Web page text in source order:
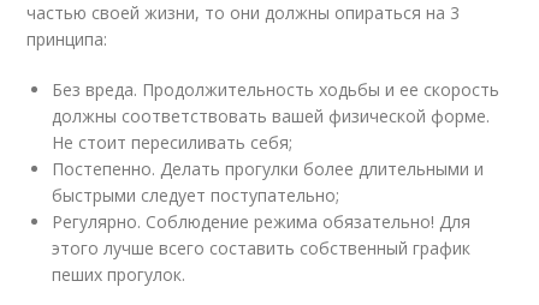
частью своей жизни, то они должны опираться на 3
принципа:
Без вреда. Продолжительность ходьбы и ее скорость
должны соответствовать вашей физической форме.
Не стоит пересиливать себя;
Постепенно. Делать прогулки более длительными и
быстрыми следует поступательно;
Регулярно. Соблюдение режима обязательно! Для
этого лучше всего составить собственный график
пеших прогулок.